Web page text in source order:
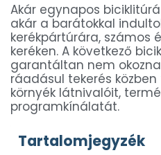
Akár egynapos
akár a barátokkal
kerékpártúrára, számos
keréken. A következő
garantáltan nem
ráadásul tekerés
környék látnivalóit,
programkínálatát.
Tartalomjegyzék